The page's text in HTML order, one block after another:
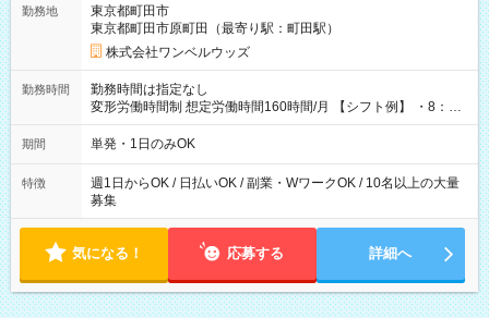
勤務地
東京都町田市
東京都町田市原町田（最寄り駅：町田駅）
株式会社ワンベルウッズ
勤務時間
勤務時間は指定なし
変形労働時間制 想定労働時間160時間/月 【シフト例】 ・8：00
～21：00
期間 単発・1日のみOK
特徴
週1日からOK / 日払いOK / 副業・WワークOK / 10名以上の大量
募集
気になる！ 応募する 詳細へ